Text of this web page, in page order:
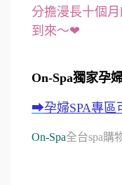
分擔漫長十個
到來～❤
On-Spa獨家孕
➡孕婦SPA專區
On-Spa全台spa購